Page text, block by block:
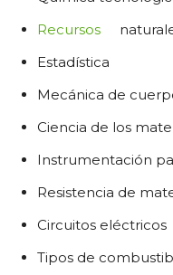
Recursos
Estadística
Mecánica de
Ciencia de los
Instrumentación
Resistencia de
Circuitos eléctricos
Tipos de